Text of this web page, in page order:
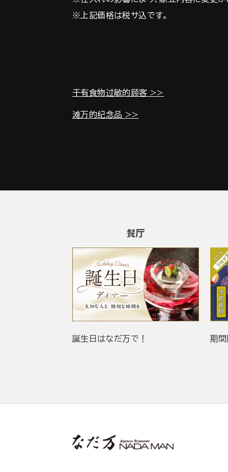
※上記価格は税サ込です。
于有食物过敏的顾客 >>
滩万的纪念品 >>
餐厅
誕生日はなだ万で！ 期